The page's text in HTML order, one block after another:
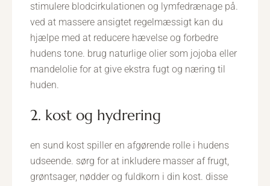
stimulere blodcirkulationen og lymfedrænage på.
ved at massere ansigtet regelmæssigt kan du
hjælpe med at reducere hævelse og forbedre
hudens tone. brug naturlige olier som jojoba eller
mandelolie for at give ekstra fugt og næring til
huden.
2. kost og hydrering
en sund kost spiller en afgørende rolle i hudens
udseende. sørg for at inkludere masser af frugt,
grøntsager, nødder og fuldkorn i din kost. disse